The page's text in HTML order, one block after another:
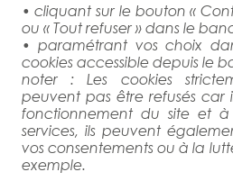
• cliquant sur le bouton «
ou « Tout refuser » dans le
• paramétrant vos choix
cookies accessible depuis le
noter : Les cookies
peuvent pas être refusés car
fonctionnement du site et
services, ils peuvent
vos consentements ou à la
exemple.